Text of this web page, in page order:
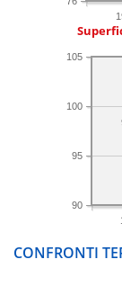
90
95
100
105
CONFRONTI